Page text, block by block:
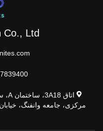
Co., Ltd
مرکزی، جامعه وانفنگ،